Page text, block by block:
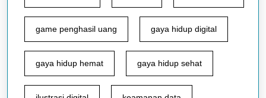
game penghasil uang gaya hidup digital
gaya hidup hemat gaya hidup sehat